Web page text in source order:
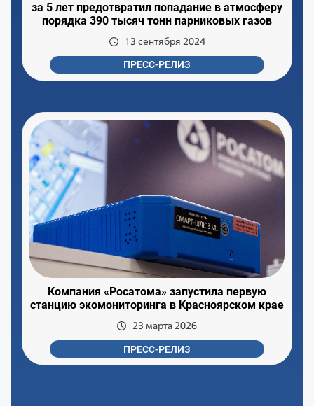
за 5 лет предотвратил попадание в атмосферу
порядка 390 тысяч тонн парниковых газов
13 сентября 2024
ПРЕСС-РЕЛИЗ
Компания «Росатома» запустила первую
станцию экомониторинга в Красноярском крае
23 марта 2026
ПРЕСС-РЕЛИЗ